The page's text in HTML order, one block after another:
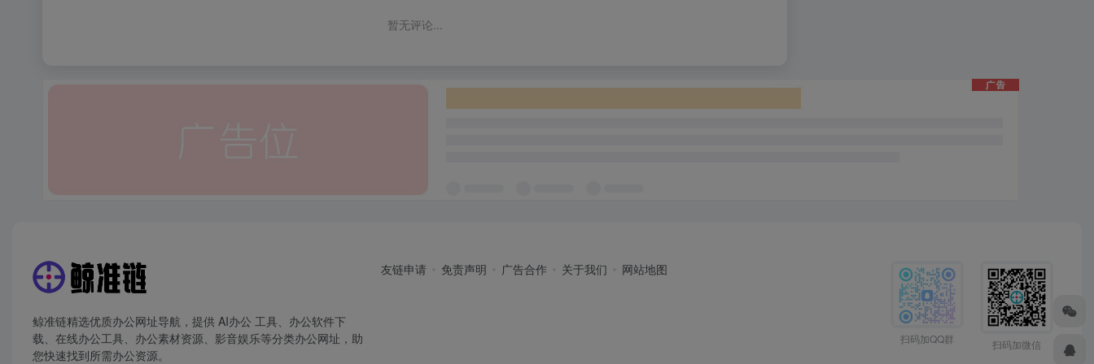
暂无评论...
鲸准链精选优质办公网址导航，提供 AI办公 工具、办公软件下
载、在线办公工具、办公素材资源、影音娱乐等分类办公网址，助
您快速找到所需办公资源。
友链申请 免责声明 广告合作 关于我们 网站地图
扫码加QQ群 扫码加微信